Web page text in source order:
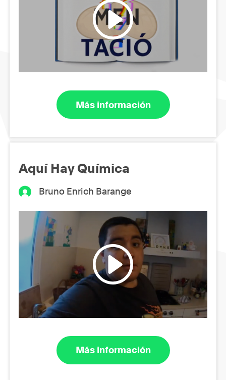
Más información
Aquí Hay Química
Bruno Enrich Barange
Más información